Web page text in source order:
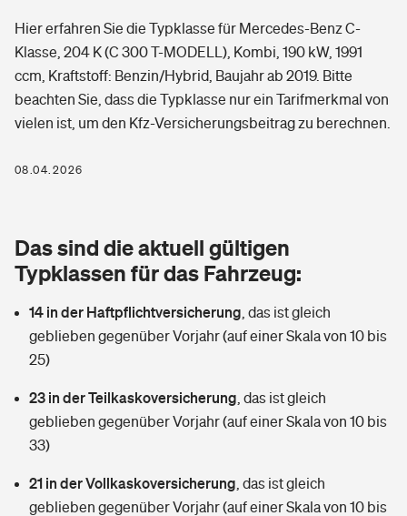
Arbeitsrechtsschutz
Berufshaftpflichtversicherung
Rentenrechner: Wie viel Geld bekomme ich im Alter?
Wer versichert was: Jetzt Versicherer finden
Sie haben Fragen?
Hausratversicherung
Elementarversicherung
Photovoltaik
Wärmepumpen versichern
Vermieterrrechtsschutz
Mietkautionsversicherung
Restkreditversicherung
Zur Übersicht
Pri­vate Haft­pflicht­
Rechts­schutz­ver­si­che­rung
Kinderunfall­ver­si­che­rung
Reiseversicherung
Handyversicherung
Gesundheit
Private Krankenversicherung
Tierkrankenversicherung
Zur Übersicht
Wer versichert was: Jetzt Versicherer finden
Sie haben Fragen?
Hier erfahren Sie die Typklasse für Mercedes-Benz C-
Klasse, 204 K (C 300 T-MODELL), Kombi, 190 kW, 1991
ccm, Kraftstoff: Benzin/Hybrid, Baujahr ab 2019. Bitte
beachten Sie, dass die Typklasse nur ein Tarifmerkmal von
vielen ist, um den Kfz-Versicherungsbeitrag zu berechnen.
08.04.2026
Das sind die aktuell gültigen
Typklassen für das Fahrzeug:
14 in der Haftpflichtversicherung das ist gleich
geblieben gegenüber Vorjahr (auf einer Skala von 10 bis
25)
23 in der Teilkaskoversicherung das ist gleich
geblieben gegenüber Vorjahr (auf einer Skala von 10 bis
33)
21 in der Vollkaskoversicherung das ist gleich
geblieben gegenüber Vorjahr (auf einer Skala von 10 bis